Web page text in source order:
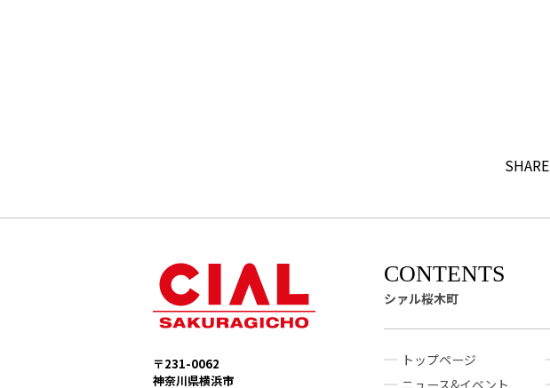
SHARE
〒231-0062
神奈川県横浜市
シァル桜木町
トップページ